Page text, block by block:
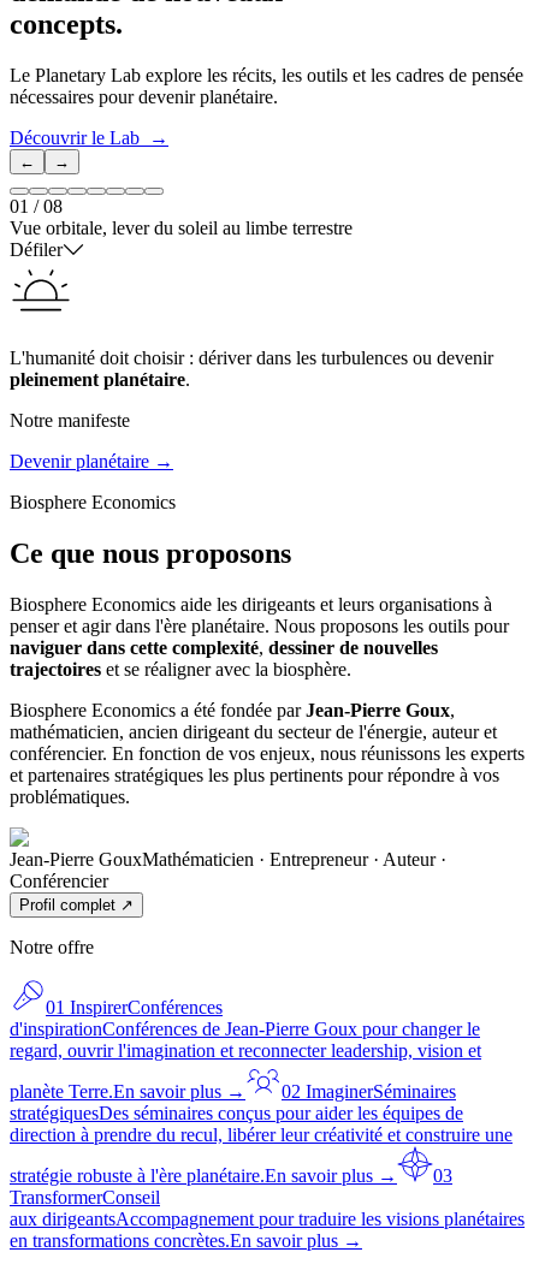
concepts.
Le Planetary Lab explore les récits, les outils et les cadres de pensée
nécessaires pour devenir planétaire.
Découvrir le Lab →
← →
01 /08
Vue orbitale, lever du soleil au limbe terrestre
Défiler
L'humanité doit choisir : dériver dans les turbulences ou devenir
pleinement planétaire.
Notre manifeste
Devenir planétaire →
Biosphere Economics
Ce que nous proposons
Biosphere Economics aide les dirigeants et leurs organisations à
penser et agir dans l'ère planétaire. Nous proposons les outils pour
naviguer dans cette complexité, dessiner de nouvelles
trajectoires et se réaligner avec la biosphère.
Biosphere Economics a été fondée parJean-Pierre Goux,
mathématicien, ancien dirigeant du secteur de l'énergie, auteur et
conférencier. En fonction de vos enjeux, nous réunissons les experts
et partenaires stratégiques les plus pertinents pour répondre à vos
problématiques.
Jean-Pierre GouxMathématicien · Entrepreneur · Auteur ·
Conférencier
Profil complet ↗︎
Notre offre
01 InspirerConférences
d'inspirationConférences de Jean-Pierre Goux pour changer le
regard, ouvrir l'imagination et reconnecter leadership, vision et
planète Terre.En savoir plus → 02 ImaginerSéminaires
stratégiquesDes séminaires conçus pour aider les équipes de
direction à prendre du recul, libérer leur créativité et construire une
stratégie robuste à l'ère planétaire.En savoir plus →
03
TransformerConseil
aux dirigeantsAccompagnement pour traduire les visions planétaires
en transformations concrètes.En savoir plus →